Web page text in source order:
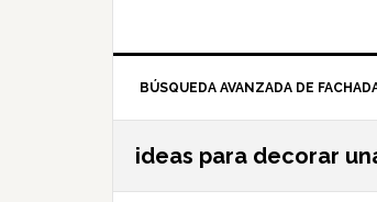
BÚSQUEDA AVANZADA DE
ideas para decorar